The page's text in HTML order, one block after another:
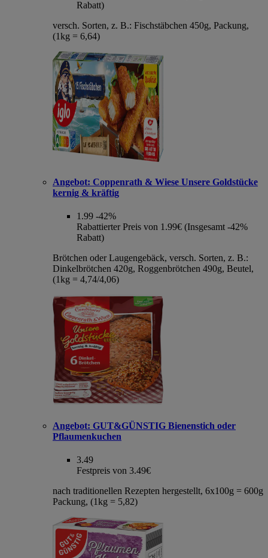
Rabatt)
versch. Sorten, z. B.: Fischstäbchen 450g, Packung,
(1kg = 6,64)
Angebot: Coppenrath & Wiese Unsere Goldstücke
kernig & kräftig
1.99 -42%
Rabattierter Preis von 1.99€ (Insgesamt -42%
Rabatt)
Brötchen oder Laugengebäck, versch. Sorten, z. B.:
Dinkelbrötchen 420g, Roggenbrötchen 490g, Beutel,
(1kg = 4,74/4,06)
Angebot: GUT&GÜNSTIG Bienenstich oder
Pflaumenkuchen
3.49
Festpreis von 3.49€
nach traditionellen Rezepten hergestellt, 6x100g = 600g
Packung, (1kg = 5,82)